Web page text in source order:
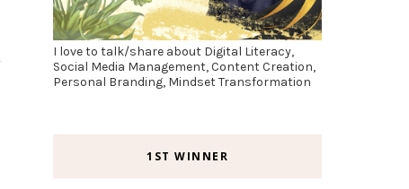
I love to talk/share about Digital Literacy,
Social Media Management, Content Creation,
Personal Branding, Mindset Transformation
1ST WINNER